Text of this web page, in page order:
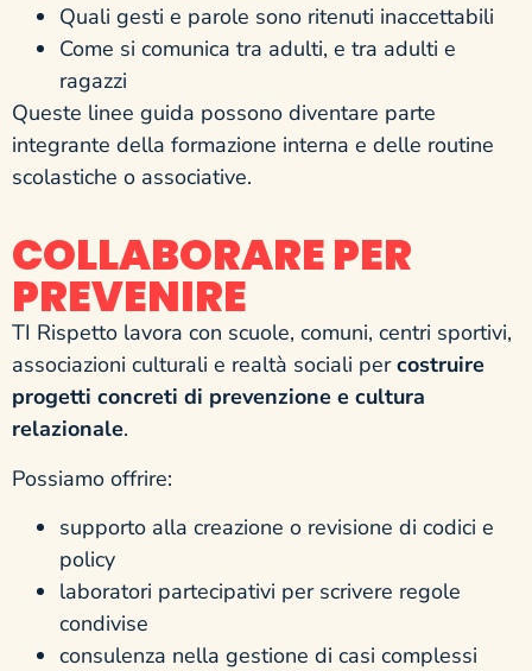
Quali gesti e parole sono ritenuti inaccettabili
Come si comunica tra adulti, e tra adulti e
ragazzi
Queste linee guida possono diventare parte
integrante della formazione interna e delle routine
scolastiche o associative.
COLLABORARE PER
PREVENIRE
TI Rispetto lavora con scuole, comuni, centri sportivi,
associazioni culturali e realtà sociali percostruire
progetti concreti di prevenzione e cultura
relazionale.
Possiamo offrire:
supporto alla creazione o revisione di codici e
policy
laboratori partecipativi per scrivere regole
condivise
consulenza nella gestione di casi complessi